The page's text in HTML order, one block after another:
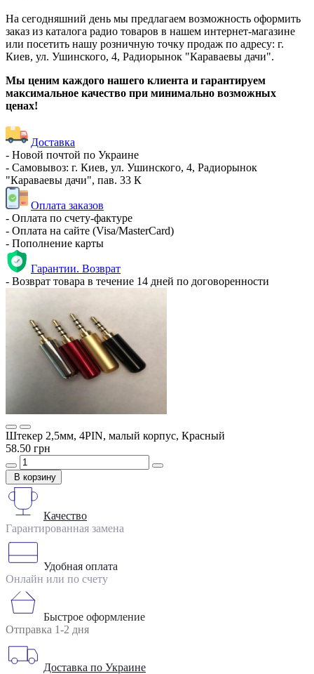
На сегодняшний день мы предлагаем возможность оформить
заказ из каталога радио товаров в нашем интернет-магазине
или посетить нашу розничную точку продаж по адресу: г.
Киев, ул. Ушинского, 4, Радиорынок "Караваевы дачи".
Мы ценим каждого нашего клиента и гарантируем
максимальное качество при минимально возможных
ценах!
Доставка
- Новой почтой по Украине
- Самовывоз: г. Киев, ул. Ушинского, 4, Радиорынок
"Караваевы дачи", пав. 33 К
Оплата заказов
- Оплата по счету-фактуре
- Оплата на сайте (Visa/MasterCard)
- Пополнение карты
Гарантии. Возврат
- Возврат товара в течение 14 дней по договоренности
Штекер 2,5мм, 4PIN, малый корпус, Красный
58.50 грн
В корзину
Качество
Гарантированная замена
Удобная оплата
Онлайн или по счету
Быстрое оформление
Отправка 1-2 дня
Доставка по Украине